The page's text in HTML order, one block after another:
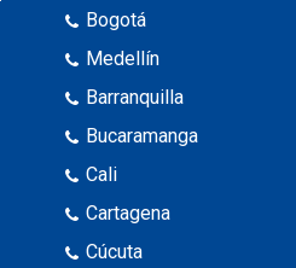
Bogotá
Medellín
Barranquilla
Bucaramanga
Cali
Cartagena
Cúcuta